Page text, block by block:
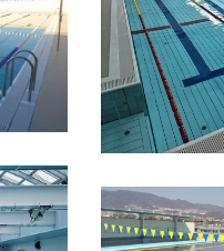
ール 2024年 東京都